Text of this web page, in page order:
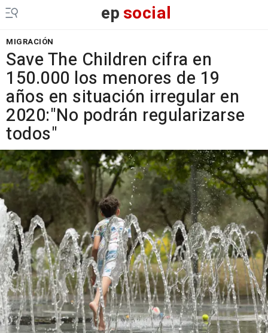
epsocial
MIGRACIÓN
Save The Children cifra en
150.000 los menores de 19
años en situación irregular en
2020:"No podrán regularizarse
todos"